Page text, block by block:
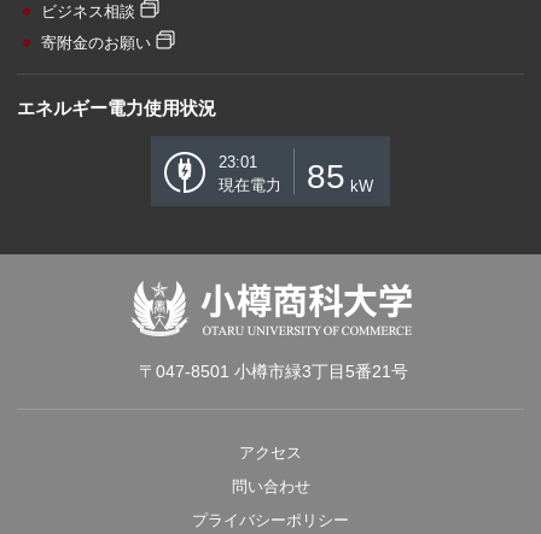
ビジネス相談
寄附金のお願い
エネルギー電力使用状況
23:01
現在電力
85 kW
〒047-8501 小樽市緑3丁目5番21号
アクセス
問い合わせ
プライバシーポリシー